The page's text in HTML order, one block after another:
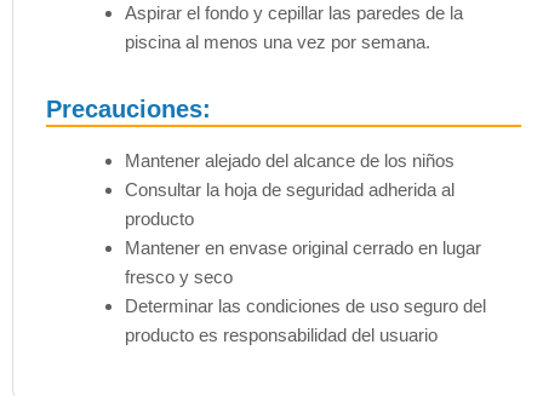
Aspirar el fondo y cepillar las paredes de la
piscina al menos una vez por semana.
Precauciones:
Mantener alejado del alcance de los niños
Consultar la hoja de seguridad adherida al
producto
Mantener en envase original cerrado en lugar
fresco y seco
Determinar las condiciones de uso seguro del
producto es responsabilidad del usuario